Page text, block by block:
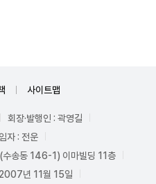
사이트맵
회장·발행인 : 곽영길
자 : 전운
수송동 146-1) 이마빌딩 11층
년 11월 15일